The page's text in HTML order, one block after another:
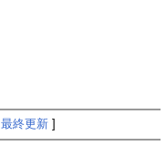
最終更新]